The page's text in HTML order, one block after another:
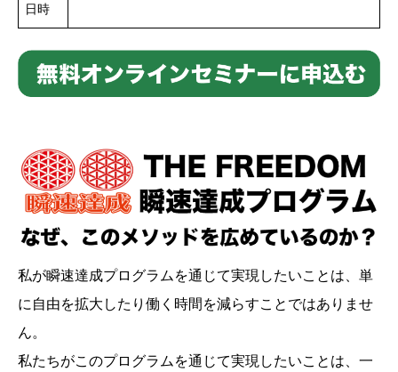
日時
私が瞬速達成プログラムを通じて実現したいことは、単
に自由を拡大したり働く時間を減らすことではありませ
ん。
私たちがこのプログラムを通じて実現したいことは、一